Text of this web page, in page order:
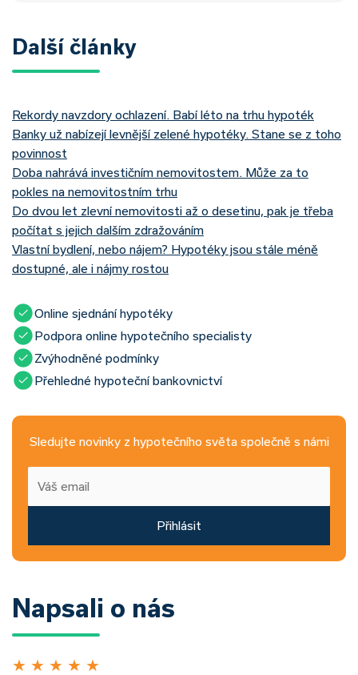
Další články
Rekordy navzdory ochlazení. Babí léto na trhu hypoték
Banky už nabízejí levnější zelené hypotéky. Stane se z toho
povinnost
Doba nahrává investičním nemovitostem. Může za to
pokles na nemovitostním trhu
Do dvou let zlevní nemovitosti až o desetinu, pak je třeba
počítat s jejich dalším zdražováním
Vlastní bydlení, nebo nájem? Hypotéky jsou stále méně
dostupné, ale i nájmy rostou
Online sjednání hypotéky
Podpora online hypotečního specialisty
Zvýhodněné podmínky
Přehledné hypoteční bankovnictví
Sledujte novinky z hypotečního světa společně s námi
Přihlásit
Napsali o nás
★ ★ ★ ★ ★